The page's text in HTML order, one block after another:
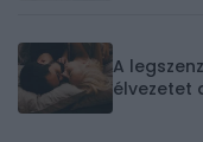
A
élvezetet